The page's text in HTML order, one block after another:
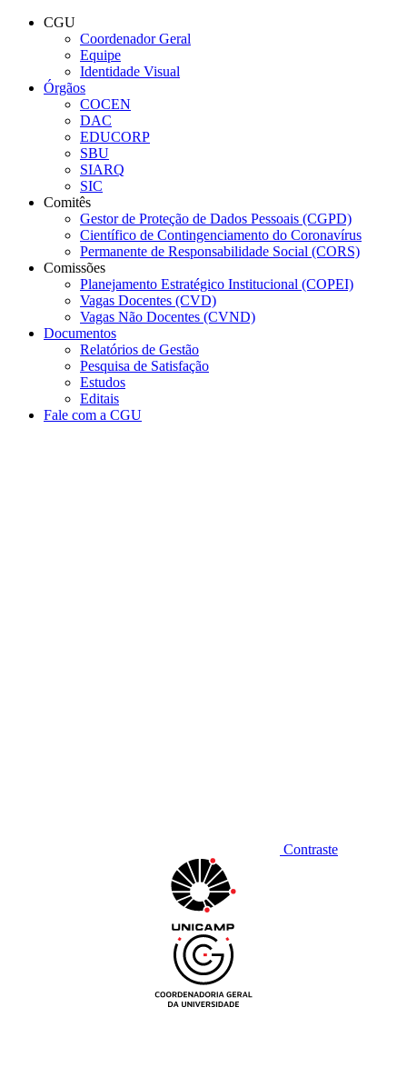
Conteúdo principal
CGU
Coordenador Geral
Equipe
Identidade Visual
Órgãos
COCEN
DAC
EDUCORP
SBU
SIARQ
SIC
Comitês
Gestor de Proteção de Dados Pessoais (CGPD)
Científico de Contingenciamento do Coronavírus
Permanente de Responsabilidade Social (CORS)
Comissões
Planejamento Estratégico Institucional (COPEI)
Vagas Docentes (CVD)
Vagas Não Docentes (CVND)
Documentos
Relatórios de Gestão
Pesquisa de Satisfação
Estudos
Editais
Fale com a CGU
Contraste